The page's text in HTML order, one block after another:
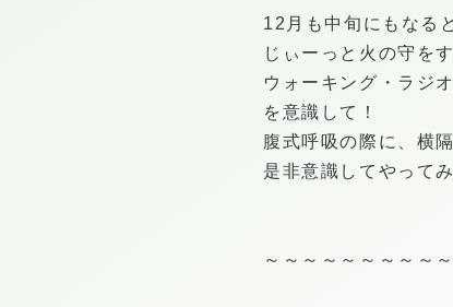
12月も中旬にもなる
じぃーっと火の守を
ウォーキング・ラジ
を意識して！
腹式呼吸の際に、横
是非意識してやって
～～～～～～～～～